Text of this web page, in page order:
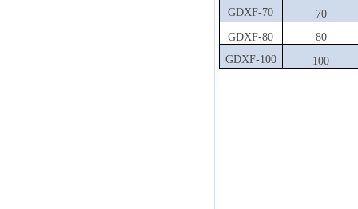
GDXF-70
70
GDXF-80
80
GDXF-100
100